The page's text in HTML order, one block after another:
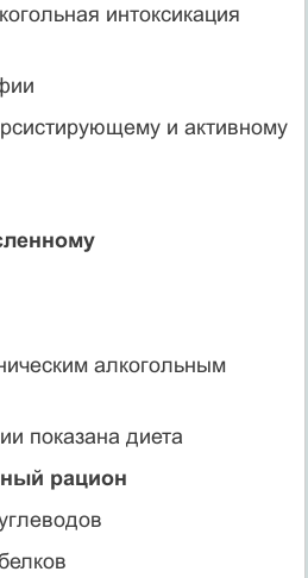
интоксикация
и активному
алкогольным
показана диета
рацион